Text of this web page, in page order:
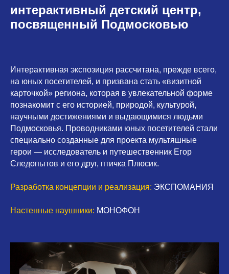
интерактивный детский центр,
посвященный Подмосковью
Интерактивная экспозиция рассчитана, прежде всего,
на юных посетителей, и призвана стать «визитной
карточкой» региона, которая в увлекательной форме
познакомит с его историей, природой, культурой,
научными достижениями и выдающимися людьми
Подмосковья. Проводниками юных посетителей стали
специально созданные для проекта мультяшные
герои — исследователь и путешественник Егор
Следопытов и его друг, птичка Плюсик.
Разработка концепции и реализация: ЭКСПОМАНИЯ
Настенные наушники: МОНОФОН